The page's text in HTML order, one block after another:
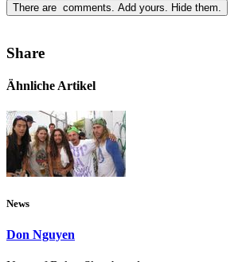
There are comments. Add yours. Hide them.
Share
Ähnliche Artikel
News
Don Nguyen